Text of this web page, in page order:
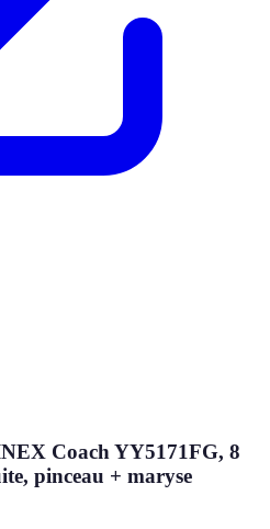
Coach YY5171FG, 8
pinceau + maryse